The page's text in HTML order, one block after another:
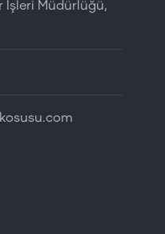
İşleri Müdürlüğü,